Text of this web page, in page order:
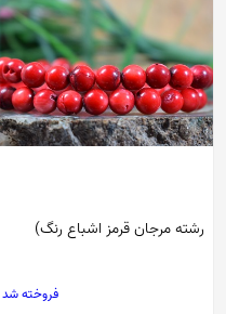
رشته مرجان قرمز اشباع رنگ)
فروخته شد